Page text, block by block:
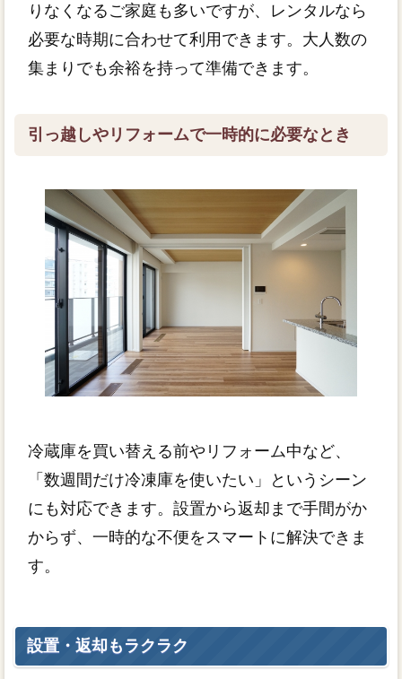
りなくなるご家庭も多いですが、レンタルなら
必要な時期に合わせて利用できます。大人数の
集まりでも余裕を持って準備できます。
引っ越しやリフォームで一時的に必要なとき
冷蔵庫を買い替える前やリフォーム中など、
「数週間だけ冷凍庫を使いたい」というシーン
にも対応できます。設置から返却まで手間がか
からず、一時的な不便をスマートに解決できま
す。
設置・返却もラクラク